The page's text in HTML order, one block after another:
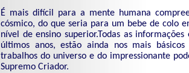
É mais difícil para a mente humana
cósmico, do que seria para um bebe de colo
nível de ensino superior.Todas as
últimos anos, estão ainda nos mais
trabalhos do universo e do impressionante
Supremo Criador.